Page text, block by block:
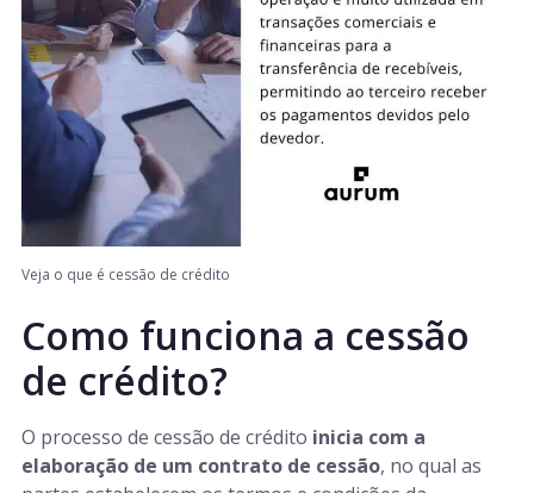
Veja o que é cessão de crédito
Como funciona a cessão
de crédito?
O processo de cessão de crédito inicia com a
elaboração de um contrato de cessão, no qual as